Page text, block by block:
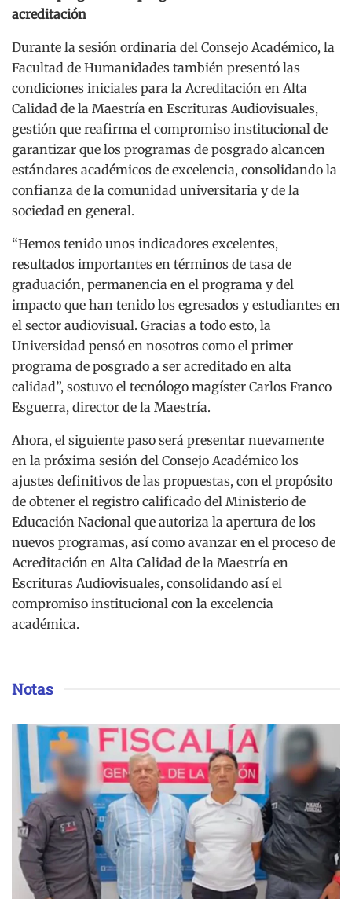
acreditación
Durante la sesión ordinaria del Consejo Académico, la
Facultad de Humanidades también presentó las
condiciones iniciales para la Acreditación en Alta
Calidad de la Maestría en Escrituras Audiovisuales,
gestión que reafirma el compromiso institucional de
garantizar que los programas de posgrado alcancen
estándares académicos de excelencia, consolidando la
confianza de la comunidad universitaria y de la
sociedad en general.
“Hemos tenido unos indicadores excelentes,
resultados importantes en términos de tasa de
graduación, permanencia en el programa y del
impacto que han tenido los egresados y estudiantes en
el sector audiovisual. Gracias a todo esto, la
Universidad pensó en nosotros como el primer
programa de posgrado a ser acreditado en alta
calidad”, sostuvo el tecnólogo magíster Carlos Franco
Esguerra, director de la Maestría.
Ahora, el siguiente paso será presentar nuevamente
en la próxima sesión del Consejo Académico los
ajustes definitivos de las propuestas, con el propósito
de obtener el registro calificado del Ministerio de
Educación Nacional que autoriza la apertura de los
nuevos programas, así como avanzar en el proceso de
Acreditación en Alta Calidad de la Maestría en
Escrituras Audiovisuales, consolidando así el
compromiso institucional con la excelencia
académica.
Notas